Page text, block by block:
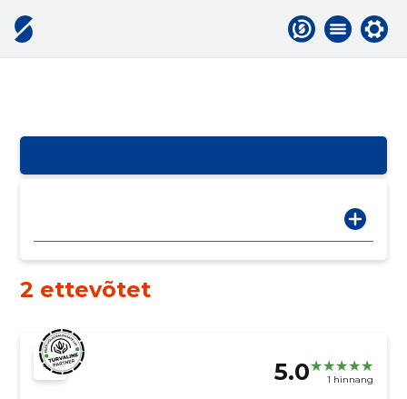
2 ettevõtet
5.0 1 hinnang